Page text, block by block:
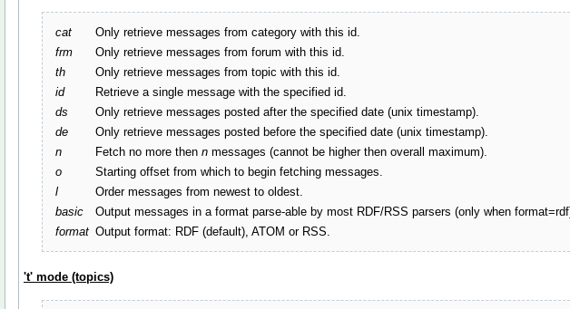
cat
Only retrieve messages from category with this id.
frm
Only retrieve messages from forum with this id.
th
Only retrieve messages from topic with this id.
id
Retrieve a single message with the specified id.
ds
Only retrieve messages posted after the specified date (unix timestamp).
de
Only retrieve messages posted before the specified date (unix timestamp).
n
Fetch no more then n messages (cannot be higher then overall maximum).
o
Starting offset from which to begin fetching messages.
l
Order messages from newest to oldest.
basic
Output messages in a format parse-able by most RDF/RSS parsers (only when
format Output format: RDF (default), ATOM or RSS.
't' mode (topics)